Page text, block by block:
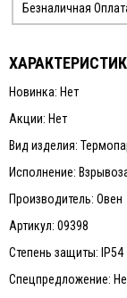
Безналичная
Новинка: Нет
Акции: Нет
Вид изделия:
Исполнение:
Производитель: Овен
Артикул: 09398
Степень защиты: IP54
Спецпредложение: